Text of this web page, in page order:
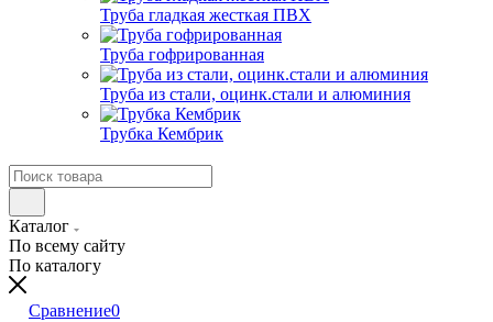
Труба гладкая жесткая ПВХ
Труба гофрированная
Труба из стали, оцинк.стали и алюминия
Трубка Кембрик
Каталог
По всему сайту
По каталогу
Сравнение0